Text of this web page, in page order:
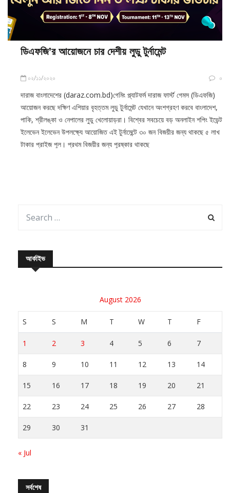
ডিএফজি’র আয়োজনে চার দেশীয় লুডু টুর্নামেন্ট
দারাজ বাংলাদেশের (daraz.com.bd)গেমিং প্ল্যাটফর্ম দারাজ ফার্স্ট গেমস (ডিএফজি)
আয়োজন করছে দক্ষিণ এশিয়ার বৃহত্তম লুডু টুর্নামেন্ট যেখানে অংশগ্রহণ করবে বাংলাদেশ,
পাকি, শ্রীলঙ্কা ও নেপালের লুডু খেলোয়াড়রা। বিশ্বের সবচেয়ে বড় অনলাইন শপিং ইভেন্ট
ইলেভেন ইলেভেন উপলক্ষ্যে আয়োজিত এই টুর্নামেন্টে ৩০ জন বিজয়ীর জন্য থাকছে ৫ লাখ
টাকার প্রাইজ পুল। প্রথম বিজয়ীর জন্য পুরষ্কার থাকছে
S S M T W T F
8 9 10 11 12 13 14
15 16 17 18 19 20 21
22 23 24 25 26 27 28
29 30 31